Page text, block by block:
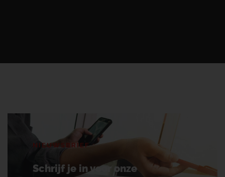
NIEUWSBRIEF
Schrijf je in voor onze